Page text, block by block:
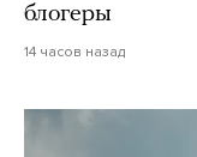
блогеры
14 часов назад